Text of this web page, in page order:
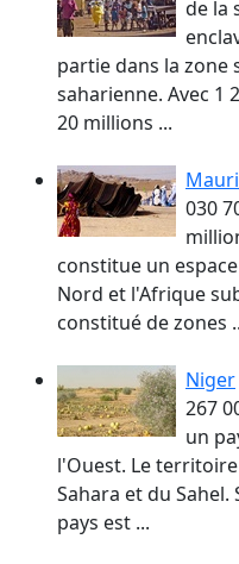
de la
partie dans la zone
saharienne. Avec 1
20 millions ...
030
constitue un
Nord et l'Afrique
constitué de zones
Niger
267
un
l'Ouest. Le
Sahara et du
pays est ...